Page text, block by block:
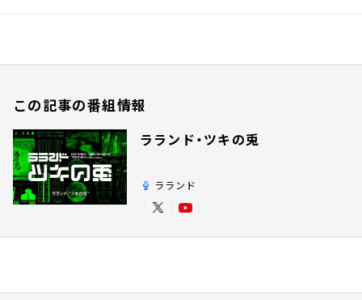
この記事の番組情報
ラランド・ツキの兎
ラランド